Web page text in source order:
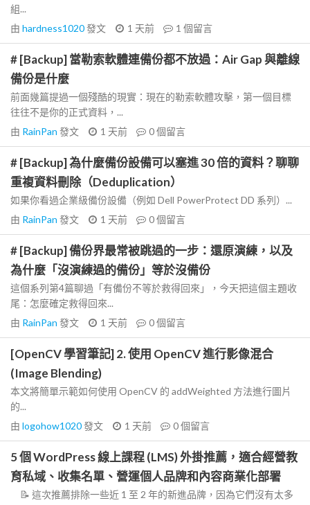
組...
由 hardness1020發文 1 天前 1 個留言
# [Backup] 當勒索軟體連備份都不放過：Air Gap 與離線
備份是什麼
前面幾篇提過一個殘酷的現實：現在的勒索軟體攻擊，第一個目標
往往不是你的正式資料，...
由 RainPan 發文 1 天前 0個留言
# [Backup] 為什麼備份設備可以塞進 30 倍的資料？聊聊
重複資料刪除（Deduplication）
如果你看過企業級備份設備（例如 Dell PowerProtect DD 系列）...
由 RainPan 發文 1 天前 0個留言
# [Backup] 備份界最常被跳過的一步：還原演練，以及
為什麼「沒演練過的備份」等於沒備份
這個系列第4篇聊過「有備份不等於救得回來」，今天把這個主題收
尾：怎麼確定救得回來...
由 RainPan 發文 1 天前 0個留言
[OpenCV 學習筆記] 2. 使用 OpenCV 進行影像混合
(Image Blending)
本文將簡單示範如何使用 OpenCV 的 addWeighted 方法進行圖片
的...
由 logohow1020發文 1 天前 0個留言
5 個 WordPress 線上課程 (LMS) 外掛推薦，適合經營教
育私域、收集名單、營運個人品牌和內容商業化部署
📝 這次推薦排除一些近 1 至 2 年的新進品牌，因為它們沒有太多